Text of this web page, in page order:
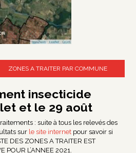
ZONES A TRAITER PAR COMMUNE
insecticide
et le 29 août
: suite à tous les relevés des
sur le site internet pour savoir si
DES ZONES A TRAITER EST
POUR L’ANNEE 2021.